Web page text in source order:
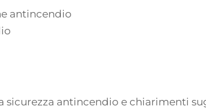
antincendio
sicurezza antincendio e chiarimenti